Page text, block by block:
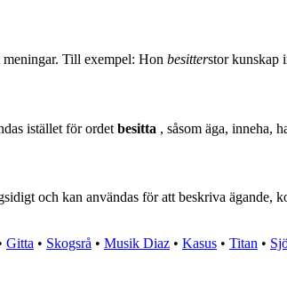
Till exempel: Hon besitterstor kunskap
istället för ordet besitta , såsom äga, inneha,
och kan användas för att beskriva ägande,
Gitta • Skogsrå • Musik Diaz • Kasus • Titan •